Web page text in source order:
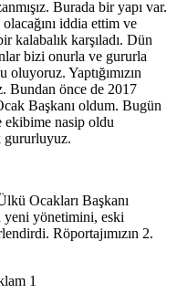
Burada bir yapı var.
iddia ettim ve
kalabalık karşıladı. Dün
bizi onurla ve gururla
Yaptığımızın
Bundan önce de 2017
Başkanı oldum. Bugün
ekibime nasip oldu
gururluyuz.
Ocakları Başkanı
yönetimini, eski
Röportajımızın 2.